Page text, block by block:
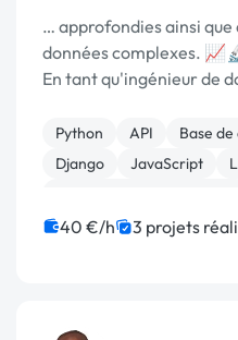
… approfondies ainsi
données complexes.
En tant qu'ingénieur de
Python API Base
Django
JavaScript
40 €/h 3 projets